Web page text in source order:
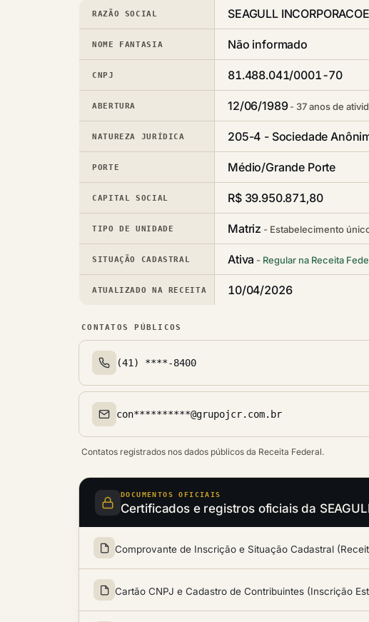
RAZÃO SOCIAL SEAGULL
NOME FANTASIA Não informado
CNPJ 81.488.041/0001-70
ABERTURA 12/06/1989 37 anos de
NATUREZA JURÍDICA 205-4 - Sociedade
PORTE Médio/Grande Porte
CAPITAL SOCIAL R$ 39.950.871,80
TIPO DE UNIDADE Matriz Estabelecimento
SITUAÇÃO CADASTRAL Ativa Regular na Receita
ATUALIZADO NA RECEITA 10/04/2026
CONTATOS PÚBLICOS
Telefone(s)
(41) ****-8400
Email(s)
con**********@grupojcr.com.br
Contatos registrados nos dados públicos da Receita Federal.
DOCUMENTOS OFICIAIS
Certificados e registros oficiais da
Comprovante de Inscrição e Situação Cadastral
Cartão CNPJ e Cadastro de Contribuintes (Inscrição